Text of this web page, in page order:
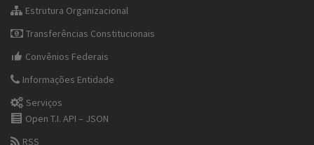
Estrutura Organizacional
Transferências Constitucionais
Convênios Federais
Informações Entidade
Serviços
Open T.I. API – JSON
RSS